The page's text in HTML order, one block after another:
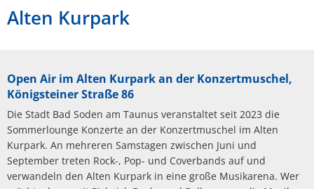
Alten Kurpark
Open Air im Alten Kurpark an der Konzertmuschel,
Königsteiner Straße 86
Die Stadt Bad Soden am Taunus veranstaltet seit 2023 die
Sommerlounge Konzerte an der Konzertmuschel im Alten
Kurpark. An mehreren Samstagen zwischen Juni und
September treten Rock-, Pop- und Coverbands auf und
verwandeln den Alten Kurpark in eine große Musikarena. Wer